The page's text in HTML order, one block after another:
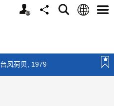
个
分
搜
语
选
台风荷贝, 1979